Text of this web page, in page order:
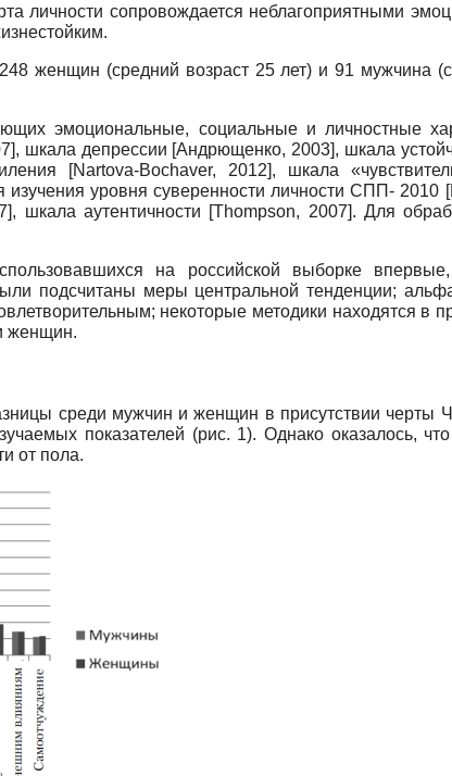
личности сопровождается неблагоприятными
женщин (средний возраст 25 лет) и 91 мужчина
эмоциональные, социальные и личностные
], шкала депрессии [Андрющенко, 2003], шкала
[Nartova-Bochaver, 2012], шкала
изучения уровня суверенности личности СПП- 2010 [
], шкала аутентичности [Thompson, 2007]. Для
на российской выборке
подсчитаны меры центральной тенденции;
некоторые методики находятся в
женщин.
среди мужчин и женщин в присутствии черты
показателей (рис. 1). Однако оказалось,
от пола.